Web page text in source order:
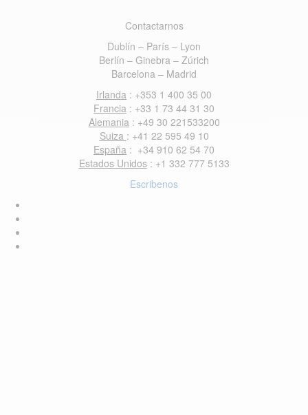
Contactarnos
Dublín – París – Lyon
Berlín – Ginebra – Zúrich
Barcelona – Madrid
Irlanda : +353 1 400 35 00
Francia : +33 1 73 44 31 30
Alemania: +49 30 221533200
Suiza : +41 22 595 49 10
España : +34 910 62 54 70
Estados Unidos: +1 332 777 5133
Escribenos